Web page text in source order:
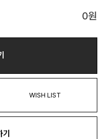
0원
WISH LIST